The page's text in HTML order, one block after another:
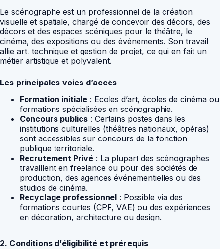
Le scénographe est un professionnel de la création
visuelle et spatiale, chargé de concevoir des décors, des
décors et des espaces scéniques pour le théâtre, le
cinéma, des expositions ou des événements. Son travail
allie art, technique et gestion de projet, ce qui en fait un
métier artistique et polyvalent.
Les principales voies d’accès
Formation initiale : Ecoles d’art, écoles de cinéma ou
formations spécialisées en scénographie.
Concours publics : Certains postes dans les
institutions culturelles (théâtres nationaux, opéras)
sont accessibles sur concours de la fonction
publique territoriale.
Recrutement Privé : La plupart des scénographes
travaillent en freelance ou pour des sociétés de
production, des agences événementielles ou des
studios de cinéma.
Recyclage professionnel : Possible via des
formations courtes (CPF, VAE) ou des expériences
en décoration, architecture ou design.
2. Conditions d’éligibilité et prérequis